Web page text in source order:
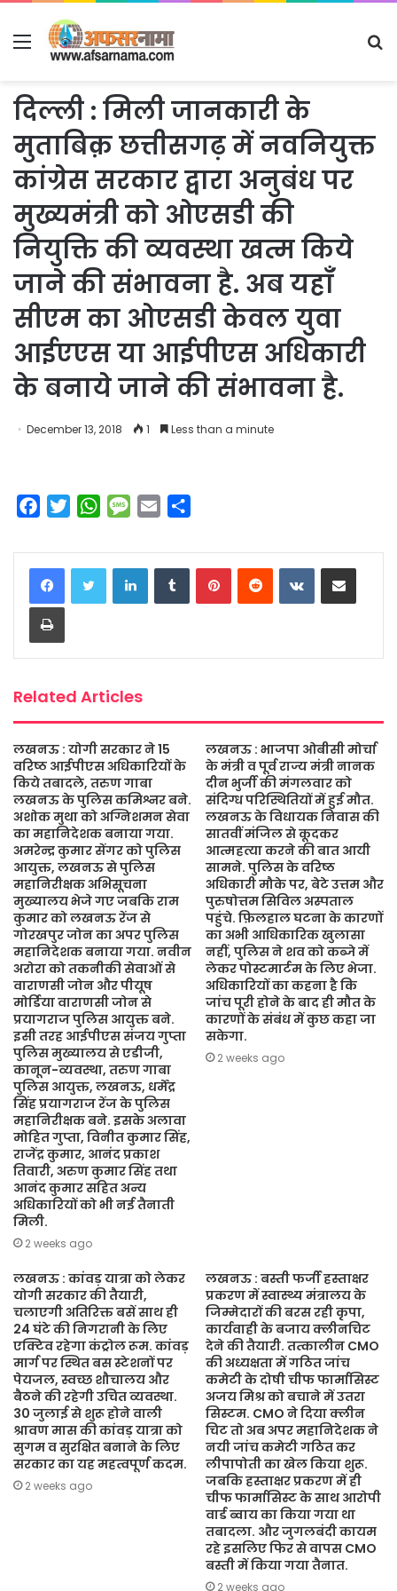
Menu
दिल्ली : मिली जानकारी के
मुताबिक़ छत्तीसगढ़ में नवनियुक्त
कांग्रेस सरकार द्वारा अनुबंध पर
मुख्यमंत्री को ओएसडी की
नियुक्ति की व्यवस्था खत्म किये
जाने की संभावना है. अब यहाँ
सीएम का ओएसडी केवल युवा
आईएएस या आईपीएस अधिकारी
के बनाये जाने की संभावना है.
December 13, 2018 1 Less than a minute
c
e
b
o
o
i
t
t
W
a
t
s
M
s
s
a
a
i
a
r
e
LinkedInTumblrPinterestReddit VKontakteShare via Email
Print
Related Articles
लखनऊ : योगी सरकार ने 15
वरिष्ठ आईपीएस अधिकारियों के
किये तबादले, तरुण गाबा
लखनऊ के पुलिस कमिश्नर बने.
अशोक मुथा को अग्निशमन सेवा
का महानिदेशक बनाया गया.
अमरेन्द्र कुमार सेंगर को पुलिस
आयुक्त, लखनऊ से पुलिस
महानिरीक्षक अभिसूचना
मुख्यालय भेजे गए जबकि राम
कुमार को लखनऊ रेंज से
गोरखपुर जोन का अपर पुलिस
महानिदेशक बनाया गया. नवीन
अरोरा को तकनीकी सेवाओं से
वाराणसी जोन और पीयूष
मोर्डिया वाराणसी जोन से
प्रयागराज पुलिस आयुक्त बने.
इसी तरह आईपीएस संजय गुप्ता
पुलिस मुख्यालय से एडीजी,
कानून-व्यवस्था, तरुण गाबा
पुलिस आयुक्त, लखनऊ, धर्मेंद्र
सिंह प्रयागराज रेंज के पुलिस
महानिरीक्षक बने. इसके अलावा
मोहित गुप्ता, विनीत कुमार सिंह,
राजेंद्र कुमार, आनंद प्रकाश
तिवारी, अरुण कुमार सिंह तथा
आनंद कुमार सहित अन्य
अधिकारियों को भी नई तैनाती
मिली.
2 weeks ago
लखनऊ : भाजपा ओबीसी मोर्चा
के मंत्री व पूर्व राज्य मंत्री नानक
दीन भुर्जी की मंगलवार को
संदिग्ध परिस्थितियों में हुई मौत.
लखनऊ के विधायक निवास की
सातवीं मंजिल से कूदकर
आत्महत्या करने की बात आयी
सामने. पुलिस के वरिष्ठ
अधिकारी मौके पर, बेटे उत्तम और
पुरुषोत्तम सिविल अस्पताल
पहुंचे. फ़िलहाल घटना के कारणों
का अभी आधिकारिक खुलासा
नहीं, पुलिस ने शव को कब्जे में
लेकर पोस्टमार्टम के लिए भेजा.
अधिकारियों का कहना है कि
जांच पूरी होने के बाद ही मौत के
कारणों के संबंध में कुछ कहा जा
सकेगा.
2 weeks ago
लखनऊ : कांवड़ यात्रा को लेकर
योगी सरकार की तैयारी,
चलाएगी अतिरिक्त बसें साथ ही
24 घंटे की निगरानी के लिए
एक्टिव रहेगा कंट्रोल रूम. कांवड़
मार्ग पर स्थित बस स्टेशनों पर
पेयजल, स्वच्छ शौचालय और
बैठने की रहेगी उचित व्यवस्था.
30 जुलाई से शुरू होने वाली
श्रावण मास की कांवड़ यात्रा को
सुगम व सुरक्षित बनाने के लिए
सरकार का यह महत्वपूर्ण कदम.
2 weeks ago
लखनऊ : बस्ती फर्जी हस्ताक्षर
प्रकरण में स्वास्थ्य मंत्रालय के
जिम्मेदारों की बरस रही कृपा,
कार्यवाही के बजाय क्लीनचिट
देने की तैयारी. तत्कालीन CMO
की अध्यक्षता में गठित जांच
कमेटी के दोषी चीफ फार्मासिस्ट
अजय मिश्र को बचाने में उतरा
सिस्टम. CMO ने दिया क्लीन
चिट तो अब अपर महानिदेशक ने
नयी जांच कमेटी गठित कर
लीपापोती का खेल किया शुरू.
जबकि हस्ताक्षर प्रकरण में ही
चीफ फार्मासिस्ट के साथ आरोपी
वार्ड ब्वाय का किया गया था
तबादला. और जुगलबंदी कायम
रहे इसलिए फिर से वापस CMO
बस्ती में किया गया तैनात.
2 weeks ago